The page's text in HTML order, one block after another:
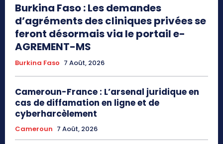
Burkina Faso : Les demandes
d’agréments des cliniques privées se
feront désormais via le portail e-
AGREMENT-MS
Burkina Faso 7 Août, 2026
Cameroun-France : L’arsenal juridique en
cas de diffamation en ligne et de
cyberharcèlement
Cameroun 7 Août, 2026